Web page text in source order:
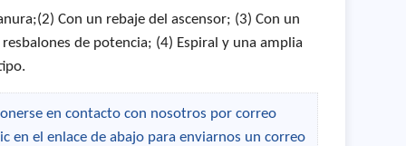
Con un rebaje del ascensor; (3) Con un
de potencia; (4) Espiral y una amplia
en contacto con nosotros por correo
en el enlace de abajo para enviarnos un correo